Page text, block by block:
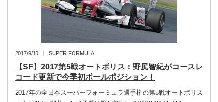
2017/9/10 SUPER FORMULA
【SF】2017第5戦オートポリス：野尻智紀がコースレ
コード更新で今季初ポールポジション！
2017年の全日本スーパーフォーミュラ選手権の第5戦オートポリス